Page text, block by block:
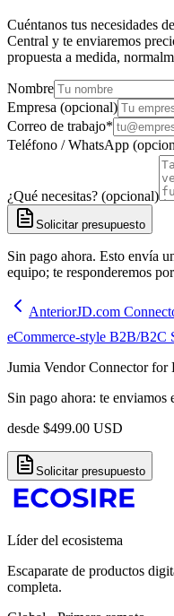
Cuéntanos tus necesidades
Central y te enviaremos
propuesta a medida,
Nombre
Empresa (opcional)
Correo de trabajo*
Teléfono / WhatsApp
¿Qué necesitas? (opcional)
Solicitar presupuesto
Sin pago ahora. Esto envía
equipo; te responderemos
AnteriorJD.com
eCommerce-style B2B/B2C
Jumia Vendor Connector for
Sin pago ahora: te enviamos
desde $499.00 USD
Solicitar presupuesto
Líder del ecosistema
Escaparate de productos
completa.